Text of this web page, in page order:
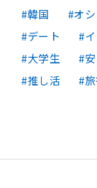
韓国
オ
デート
大学生
推し活